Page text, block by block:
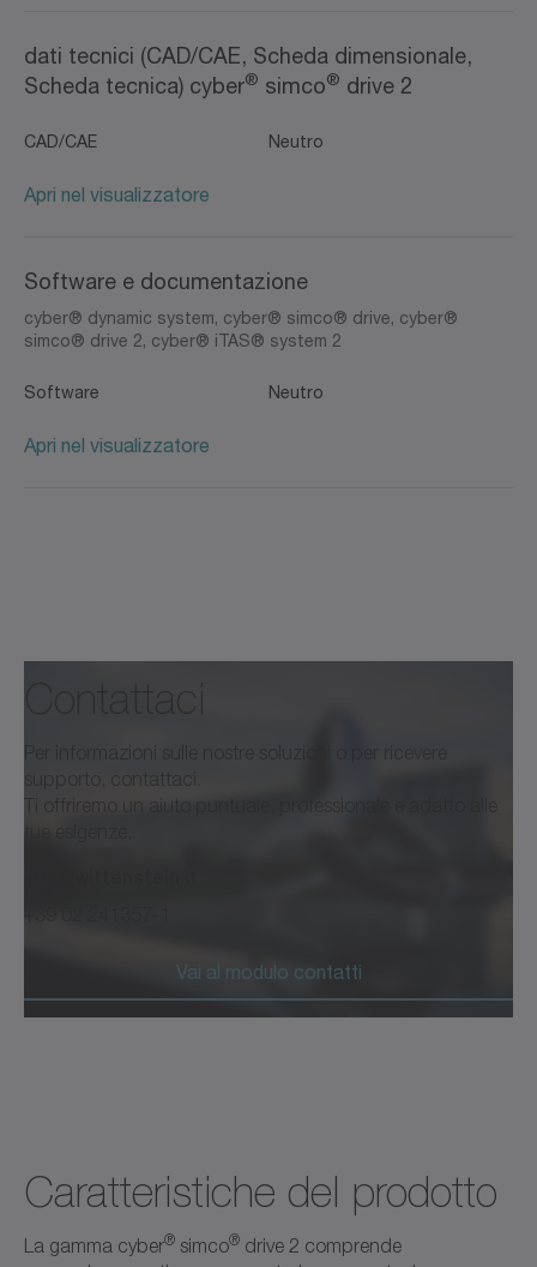
dati tecnici (CAD/CAE, Scheda dimensionale,
Scheda tecnica) cyber® simco® drive 2
CAD/CAE Neutro
Apri nel visualizzatore
Software e documentazione
cyber® dynamic system, cyber® simco® drive, cyber®
simco® drive 2, cyber® iTAS® system 2
Software Neutro
Apri nel visualizzatore
Ti offriremo un aiuto puntuale, professionale e adatto alle
Vai al modulo contatti
Caratteristiche del prodotto
La gamma cyber® simco® drive 2 comprende